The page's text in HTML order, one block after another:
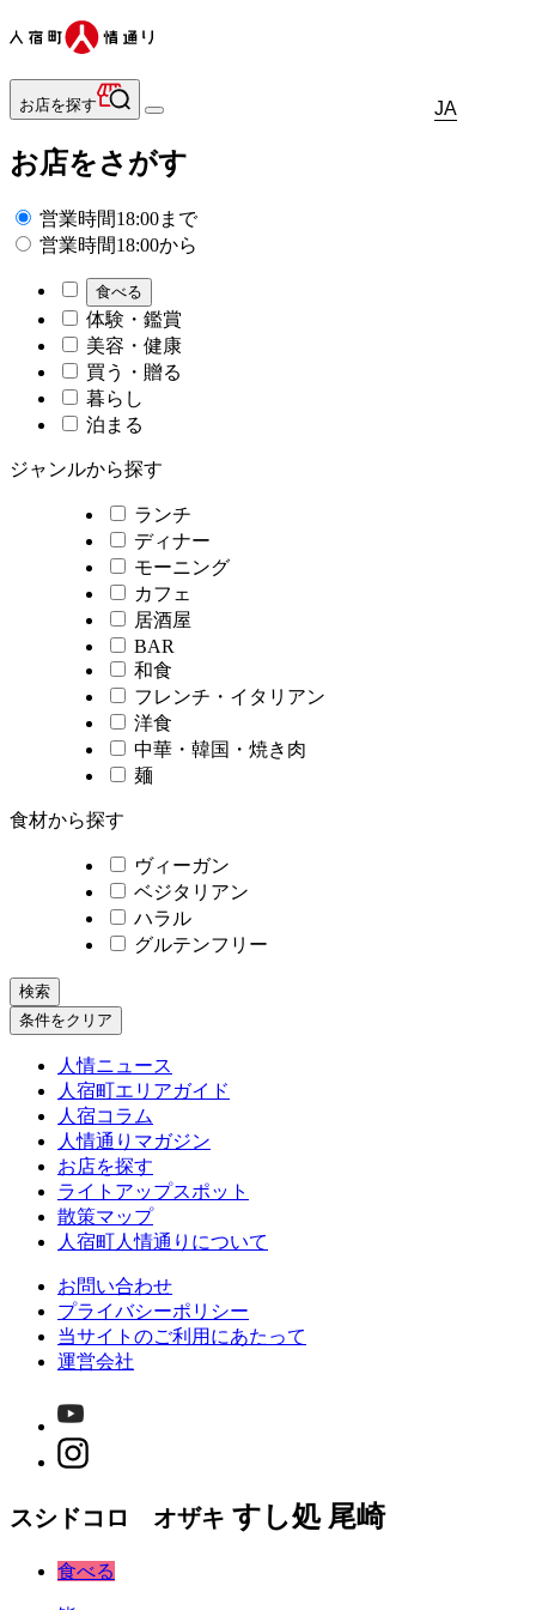
お店を探す
お店をさがす
営業時間18:00まで
営業時間18:00から
食べる
体験・鑑賞
美容・健康
買う・贈る
暮らし
泊まる
ジャンルから探す
ランチ
ディナー
モーニング
カフェ
居酒屋
BAR
和食
フレンチ・イタリアン
洋食
中華・韓国・焼き肉
麺
食材から探す
ヴィーガン
ベジタリアン
ハラル
グルテンフリー
検索
条件をクリア
人情ニュース
人宿町エリアガイド
人宿コラム
人情通りマガジン
お店を探す
ライトアップスポット
散策マップ
人宿町人情通りについて
お問い合わせ
プライバシーポリシー
当サイトのご利用にあたって
運営会社
スシドコロ オザキ すし処 尾崎
食べる
JA